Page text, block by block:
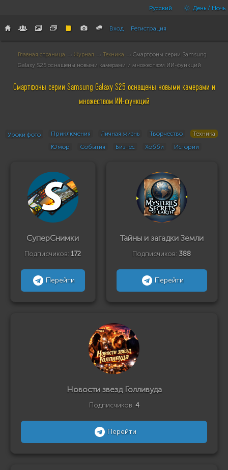
Русский День / Ночь
Вход Регистрация
Главная страница → Журнал → Техника → Смартфоны серии Samsung
Galaxy S25 оснащены новыми камерами и множеством ИИ-функций
Смартфоны серии Samsung Galaxy S25 оснащены новыми камерами и
множеством ИИ-функций
Уроки фото Приключения Личная жизнь Творчество
Техника
Юмор
События Бизнес Хобби Истории
СуперСнимки
Подписчиков: 172
Перейти
Тайны и загадки Земли
Подписчиков: 388
Перейти
Новости звезд Голливуда
Подписчиков: 4
Перейти